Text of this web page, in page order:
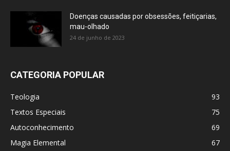
Doenças causadas por obsessões, feitiçarias,
mau-olhado
24 de junho de 2023
CATEGORIA POPULAR
Teologia
93
Textos Especiais
75
Autoconhecimento
69
Magia Elemental
67